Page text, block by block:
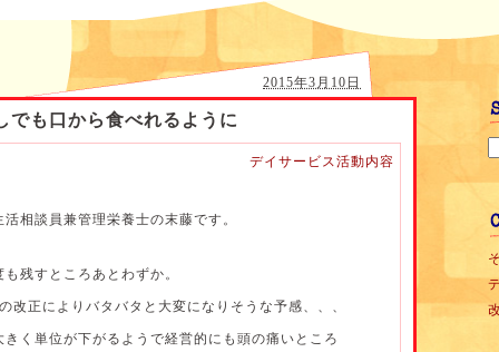
2015年3月10日
でも口から食べれるように
デイサービス活動内容
相談員兼管理栄養士の末藤です。
残すところあとわずか。
改正によりバタバタと大変になりそうな予感、、、
く単位が下がるようで経営的にも頭の痛いところ